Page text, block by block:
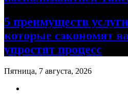
5 преимуществ
которые сэкономят
упростят процесс
Пятница, 7 августа, 2026